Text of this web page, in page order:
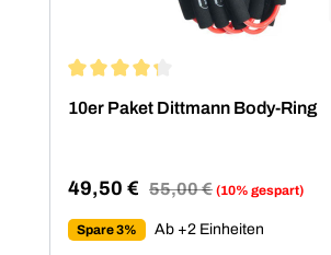
10er Paket Dittmann Body-Ring
Verkaufspreis:
49,50 € Regulärer Preis:
55,00 € (10% gespart)
Spare 3% Ab +2 Einheiten